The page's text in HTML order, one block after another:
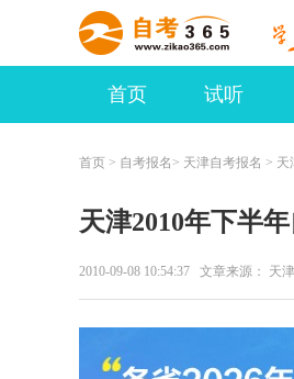
首页 试听
首页 > 自考报名 > 天津自考报名 > 天
天津2010年下半
2010-09-08 10:54:37 文章来源： 天